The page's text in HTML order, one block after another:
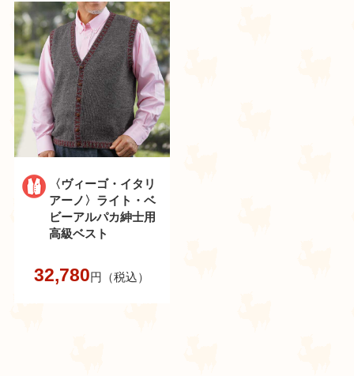
〈ヴィーゴ・イタリ
アーノ〉ライト・ベ
ビーアルパカ紳士用
高級ベスト
32,780円（税込）